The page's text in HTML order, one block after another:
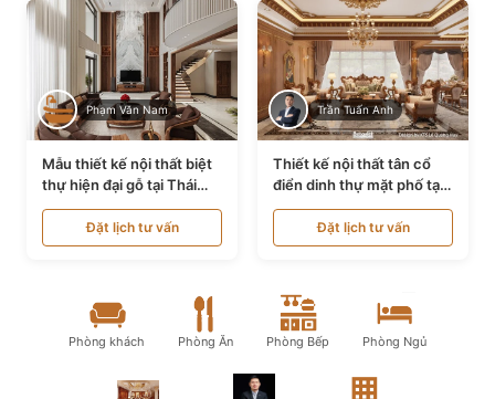
Phạm Văn Nam
Mẫu thiết kế nội thất biệt
thự hiện đại gỗ tại Thái
Bình NT9188719
Đặt lịch tư vấn
Trần Tuấn Anh
Thiết kế nội thất tân cổ
điển dinh thự mặt phố tại
Quảng Ninh NT24531
Đặt lịch tư vấn
Phòng khách Phòng Ăn Phòng Bếp Phòng Ngủ